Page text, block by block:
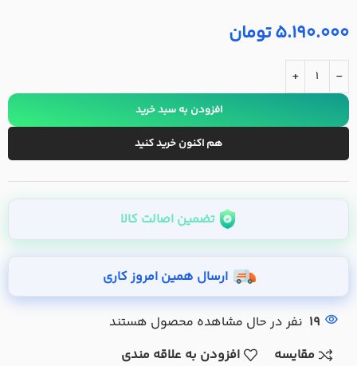
5.190.000تومان
-
+
افزودن به سبد خرید
هم اکنون خرید کنید
تضمین اصالت کالا
ارسال همین امروز کاری
19 نفر در حال مشاهده محصول هستند
مقایسه
افزودن به علاقه مندی